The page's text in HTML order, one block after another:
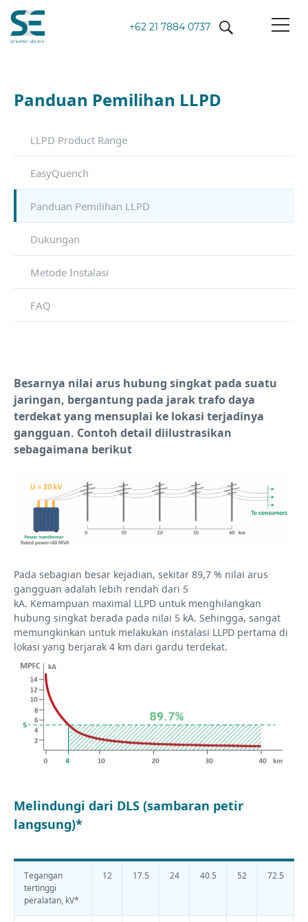
+62 21 7884 0737
LLPD Product Range
EasyQuench
Panduan Pemilihan LLPD
Dukungan
Metode Instalasi
FAQ
Panduan Pemilihan LLPD
Besarnya nilai arus hubung singkat pada suatu
jaringan, bergantung pada jarak trafo daya
terdekat yang mensuplai ke lokasi terjadinya
gangguan. Contoh detail diilustrasikan
sebagaimana berikut
Pada sebagian besar kejadian, sekitar 89,7 % nilai arus
gangguan adalah lebih rendah dari 5
kA. Kemampuan maximal LLPD untuk menghilangkan
hubung singkat berada pada nilai 5 kA. Sehingga, sangat
memungkinkan untuk melakukan instalasi LLPD pertama di
lokasi yang berjarak 4 km dari gardu terdekat.
Melindungi dari DLS (sambaran petir
langsung)*
Tegangan
tertinggi
peralatan, kV*
12 17.5 24 40.5 52 72.5